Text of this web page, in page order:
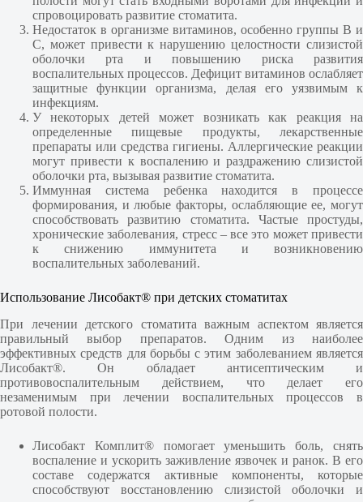
спровоцировать развитие стоматита.
Недостаток в организме витаминов, особенно группы B и
C, может привести к нарушению целостности слизистой
оболочки рта и повышению риска развития
воспалительных процессов. Дефицит витаминов ослабляет
защитные функции организма, делая его уязвимым к
инфекциям.
У некоторых детей может возникать как реакция на
определенные пищевые продукты, лекарственные
препараты или средства гигиены. Аллергические реакции
могут привести к воспалению и раздражению слизистой
оболочки рта, вызывая развитие стоматита.
Иммунная система ребенка находится в процессе
формирования, и любые факторы, ослабляющие ее, могут
способствовать развитию стоматита. Частые простуды,
хронические заболевания, стресс – все это может привести
к снижению иммунитета и возникновению
воспалительных заболеваний.
Использование Лисобакт® при детских стоматитах
При лечении детского стоматита важным аспектом является
правильный выбор препаратов. Одним из наиболее
эффективных средств для борьбы с этим заболеванием является
Лисобакт®. Он обладает антисептическим и
противовоспалительным действием, что делает его
незаменимым при лечении воспалительных процессов в
ротовой полости.
Лисобакт Комплит® помогает уменьшить боль, снять
воспаление и ускорить заживление язвочек и ранок. В его
составе содержатся активные компоненты, которые
способствуют восстановлению слизистой оболочки и